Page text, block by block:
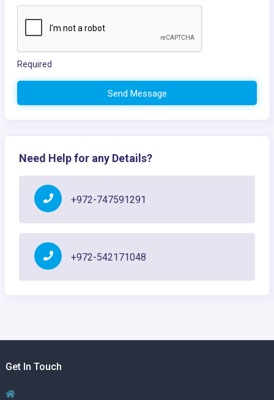
Required
Send Message
Need Help for any Details?
+972-747591291
+972-542171048
Get In Touch